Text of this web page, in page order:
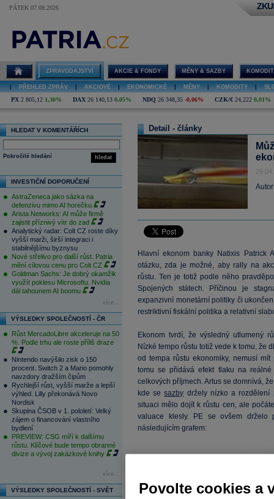
PÁTEK 07.08.2026
ZPRAVODAJSTVÍ AKCIE & FONDY MĚNY & SAZBY
PŘEHLED ZPRÁV AKCIOVÉ EKONOMICKÉ MĚNY KOMODITY
PX 2 805,12 1,30% DAX 26 140,13 0,05% NDQ 26 348,35 -0,06% CZK/€ 24,222 0,01%
HLEDAT V KOMENTÁŘÍCH
hledat
Pokročilé hledání
INVESTIČNÍ DOPORUČENÍ
AstraZeneca jako sázka na
defenzivu mimo AI horečku
Arista Networks: AI může firmě
zajistit příznivý vítr do zad
Analytický radar: Colt CZ roste díky
vyšší marži, širší integraci i
stabilnějšímu byznysu
Nové střelivo pro další růst. Patria
mění cílovou cenu pro Colt CZ
Goldman Sachs: Je dobrý okamžik
využít poklesu Microsoftu. Nvidia
dál tahounem AI boomu
více...
VÝSLEDKY SPOLEČNOSTÍ - ČR
Růst MercadoLibre akceleruje na 50
%. Podle trhu ale roste příliš draze
Nintendo navýšilo zisk o 150
procent. Switch 2 a Mario pomohly
navzdory dražším čipům
Rychlejší růst, vyšší marže a lepší
výhled. Lilly překonává Novo
Nordisk
Skupina ČSOB v 1. pololetí: Velký
zájem o financování vlastního
bydlení
PREVIEW: CSG míří k dalšímu
růstu. Klíčové bude tempo obranné
divize a vývoj zakázkové knihy
více...
VÝSLEDKY SPOLEČNOSTÍ - SVĚT
Detail - články
Hlavní ekonom banky Natixis Patrick
otázku, zda je možné, aby rally na
růstu. Ten je totiž podle něho
Spojených státech. Příčinou je
expanzivní monetární politiky či
restriktivní fiskální politika a relativní
Ekonom tvrdí, že výsledný utlumený
Nízké tempo růstu totiž vede k tomu, že
od tempa růstu ekonomiky, nemusí
tomu se přidává efekt tlaku na
celkových příjmech. Artus se domnívá,
kde sesazby držely nízko a rozdělení
situaci mělo dojít k růstu cen, ale
valuace klesly. PE se ovšem drželo
následujícím grafem:
Povolte cookies a